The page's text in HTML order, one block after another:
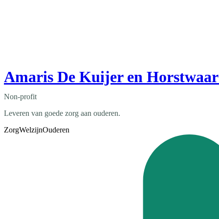
Amaris De Kuijer en
Non-profit
Leveren van goede zorg aan ouderen.
ZorgWelzijnOuderen